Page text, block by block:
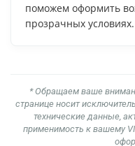
поможем оформить
прозрачных условиях.
* Обращаем ваше
странице носит
технические данные,
применимость к вашему